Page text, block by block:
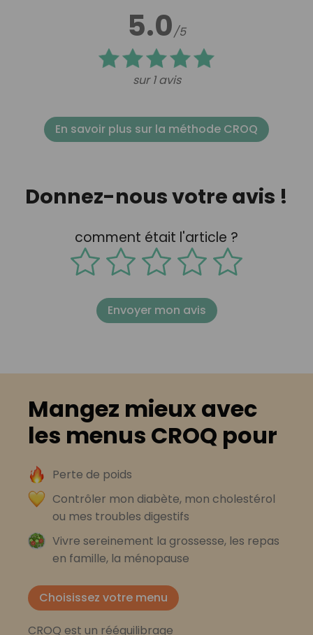
5.0/5
sur 1 avis
En savoir plus sur la méthode CROQ
Donnez-nous votre avis !
comment était l'article ?
Envoyer mon avis
Mangez mieux avec
les menus CROQ pour
Perte de poids
Contrôler mon diabète, mon cholestérol
ou mes troubles digestifs
Vivre sereinement la grossesse, les repas
en famille, la ménopause
Choisissez votre menu
CROQ est un rééquilibrage